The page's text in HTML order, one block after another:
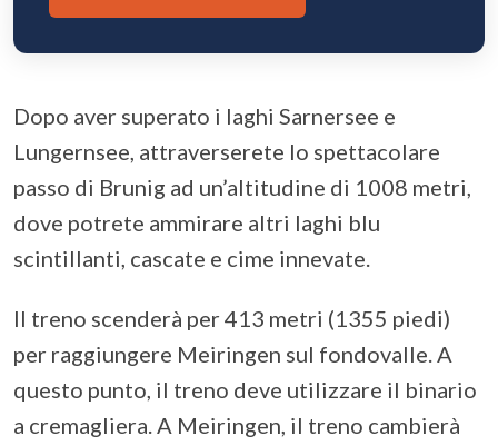
Dopo aver superato i laghi Sarnersee e
Lungernsee, attraverserete lo spettacolare
passo di Brunig ad un’altitudine di 1008 metri,
dove potrete ammirare altri laghi blu
scintillanti, cascate e cime innevate.
Il treno scenderà per 413 metri (1355 piedi)
per raggiungere Meiringen sul fondovalle. A
questo punto, il treno deve utilizzare il binario
a cremagliera. A Meiringen, il treno cambierà